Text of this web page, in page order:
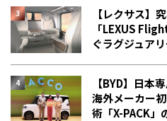
【レクサス】
「LEXUS
ぐラグジュア
【BYD】日本
海外メーカー
術「X-PACK」